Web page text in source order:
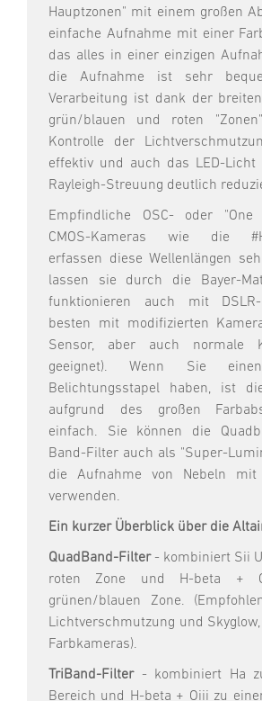
Hauptzonen" mit einem großen
einfache Aufnahme mit einer
das alles in einer einzigen
die Aufnahme ist sehr
Verarbeitung ist dank der
grün/blauen und roten
Kontrolle der
effektiv und auch das LED-
Rayleigh-Streuung deutlich
Empfindliche OSC- oder "One
CMOS-Kameras wie die
erfassen diese Wellenlängen
lassen sie durch die Bayer-
funktionieren auch mit DSLR-
besten mit modifizierten
Sensor, aber auch normale
geeignet). Wenn Sie
Belichtungsstapel haben, ist
aufgrund des großen
einfach. Sie können die
Band-Filter auch als "Super-
die Aufnahme von Nebeln mit
verwenden.
Ein kurzer Überblick über die
QuadBand-Filter- kombiniert Sii
roten Zone und H-beta +
grünen/blauen Zone.
Lichtverschmutzung und
Farbkameras).
TriBand-Filter- kombiniert Ha
Bereich und H-beta + Oiii zu